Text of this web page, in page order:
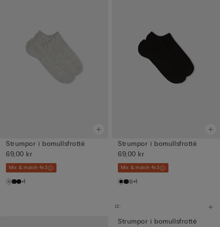
Strumpor i bomullsfrotté
69,00 kr
Mix & match 4x3
+1
Strumpor i bomullsfrotté
69,00 kr
Mix & match 4x3
+1
Strumpor i bomullsfrotté